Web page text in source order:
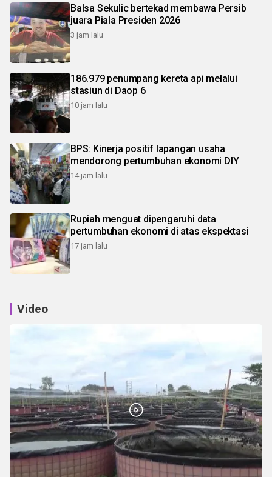
Balsa Sekulic bertekad membawa Persib
juara Piala Presiden 2026
3 jam lalu
186.979 penumpang kereta api melalui
stasiun di Daop 6
10 jam lalu
BPS: Kinerja positif lapangan usaha
mendorong pertumbuhan ekonomi DIY
14 jam lalu
Rupiah menguat dipengaruhi data
pertumbuhan ekonomi di atas ekspektasi
17 jam lalu
Video